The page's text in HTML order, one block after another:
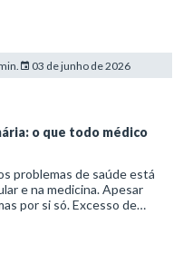
03 de junho de 2026
o que todo médico
problemas de saúde está
e na medicina. Apesar
por si só. Excesso de